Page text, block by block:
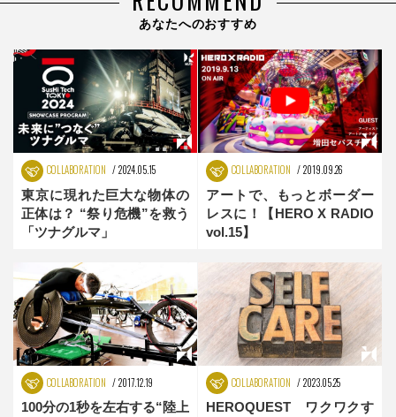
あなたへのおすすめ
COLLABORATION 2024.05.15
東京に現れた巨大な物体の
正体は？ “祭り危機”を救う
「ツナグルマ」
COLLABORATION 2019.09.26
アートで、もっとボーダー
レスに！【HERO X RADIO
vol.15】
COLLABORATION 2017.12.19
100分の1秒を左右する“陸上
COLLABORATION 2023.05.25
HEROQUEST ワクワクす